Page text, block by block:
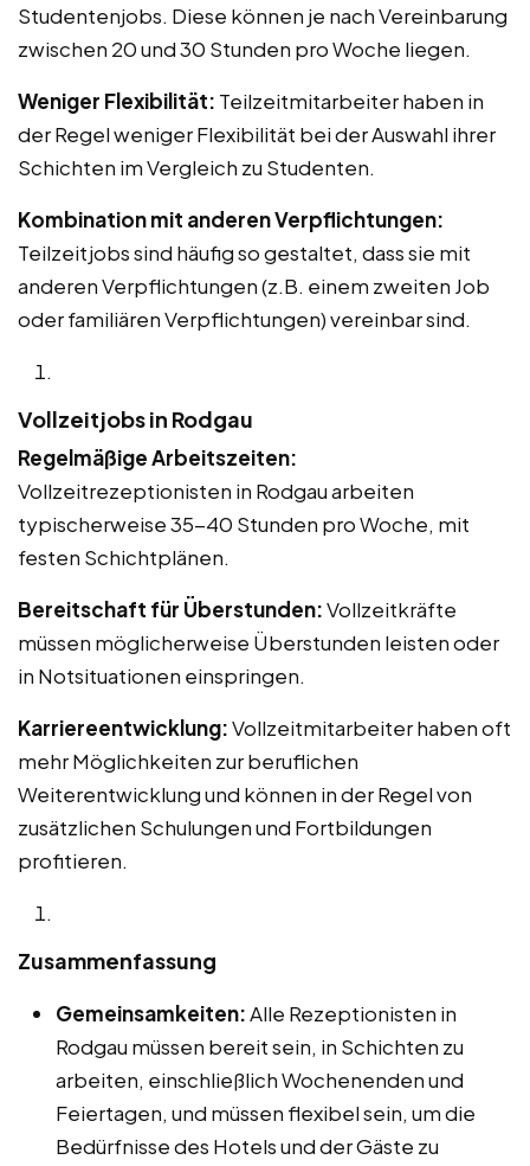
Studentenjobs. Diese können je nach Vereinbarung
zwischen 20 und 30 Stunden pro Woche liegen.
Weniger Flexibilität: Teilzeitmitarbeiter haben in
der Regel weniger Flexibilität bei der Auswahl ihrer
Schichten im Vergleich zu Studenten.
Kombination mit anderen Verpflichtungen:
Teilzeitjobs sind häufig so gestaltet, dass sie mit
anderen Verpflichtungen (z.B. einem zweiten Job
oder familiären Verpflichtungen) vereinbar sind.
Vollzeitjobs in Rodgau
Regelmäßige Arbeitszeiten:
Vollzeitrezeptionisten in Rodgau arbeiten
typischerweise 35-40 Stunden pro Woche, mit
festen Schichtplänen.
Bereitschaft für Überstunden:Vollzeitkräfte
müssen möglicherweise Überstunden leisten oder
in Notsituationen einspringen.
Karriereentwicklung:Vollzeitmitarbeiter haben oft
mehr Möglichkeiten zur beruflichen
Weiterentwicklung und können in der Regel von
zusätzlichen Schulungen und Fortbildungen
profitieren.
Zusammenfassung
Gemeinsamkeiten:Alle Rezeptionisten in
Rodgau müssen bereit sein, in Schichten zu
arbeiten, einschließlich Wochenenden und
Feiertagen, und müssen flexibel sein, um die
Bedürfnisse des Hotels und der Gäste zu